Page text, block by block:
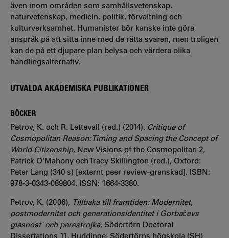
även inom områden som samhällsvetenskap,
naturvetenskap, medicin, politik, förvaltning och
kulturverksamhet. Humanister bör kanske inte göra
anspråk på att sitta inne med de rätta svaren, men troligen
kan de på ett djupare plan belysa och värdera olika
handlingsalternativ.
UTVALDA AKADEMISKA PUBLIKATIONER
BÖCKER
Petrov, K. och R. Lettevall (red.) (2014). Critique of
Cosmopolitan Reason: Timing and Spacing the Concept of
World Citizenship, New Visions of the Cosmopolitan 2,
Patrick O'Mahony och Tracy Skillington (red.), Oxford:
Peter Lang (340 s) [externt peer review-granskad]. ISBN:
978-3-0343-089804. ISSN: 1664-3380.
Petrov, K. (2006), Tillbaka till framtiden: Modernitet,
postmodernitet och generationsidentitet i Gorbačevs
glasnost´ och perestrojka, Södertörn Doctoral
Dissertations 11, Huddinge: Södertörns högskola (SH)